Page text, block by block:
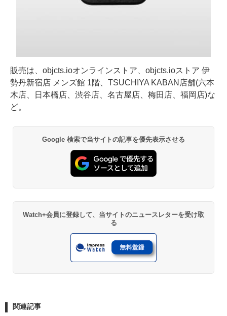
販売は、objcts.ioオンラインストア、objcts.ioストア 伊
勢丹新宿店 メンズ館 1階、TSUCHIYA KABAN店舗(六本
木店、日本橋店、渋谷店、名古屋店、梅田店、福岡店)な
ど。
Google 検索で当サイトの記事を優先表示させる
Watch+会員に登録して、当サイトのニュースレターを受け取
る
関連記事